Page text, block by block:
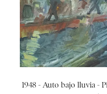
1948 - Auto bajo lluvia -